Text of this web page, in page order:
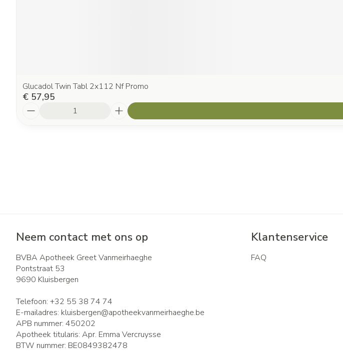
Glucadol Twin Tabl 2x112 Nf Promo
€ 57,95
Neem contact met ons op
BVBA Apotheek Greet Vanmeirhaeghe
Pontstraat 53
9690 Kluisbergen
Telefoon: +32 55 38 74 74
E-mailadres: kluisbergen@apotheekvanmeirhaeghe.be
APB nummer: 450202
Apotheek titularis: Apr. Emma Vercruysse
BTW nummer: BE0849382478
Klantenservice
FAQ